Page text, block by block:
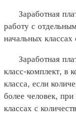
Заработная
работу с
начальных
Заработная
класс-комплект, в
класса, если
более человек,
классах с